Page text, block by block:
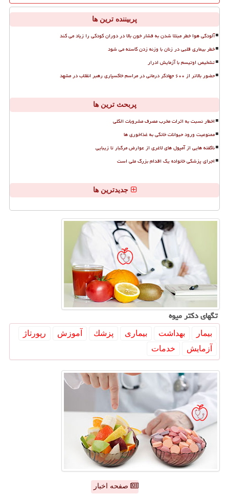
پربیننده ترین ها
آلودگی هوا خطر مبتلا شدن به فشار خون بالا در دوران کودکی را زیاد می کند
خطر بیماری قلبی در زنان با وزنه زدن کاسته می شود
تشخیص اوتیسم با آزمایش ادرار
حضور بالاتر از ۶۰۰ جهادگر درمانی در مراسم خاکسپاری رهبر انقلاب در مشهد
پربحث ترین ها
اخطار نسبت به اثرات مخرب مصرف مشروبات الکلی
ممنوعیت ورود حیوانات خانگی به غذاخوری ها
ناگفته هایی از آمپول های لاغری از عوارض مرگبار تا زیبایی
اجرای پزشکی خانواده یک اقدام بزرگ ملی است
جدیدترین ها
تگهای دكتر میوه
بیمار بهداشت بیماری پزشك آموزش
رپورتاژ
آزمایش
خدمات
صفحه اخبار